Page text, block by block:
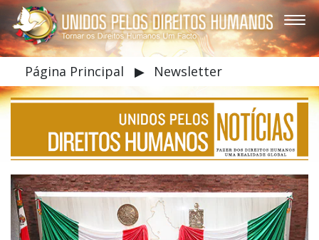
Página Principal ▶ Newsletter